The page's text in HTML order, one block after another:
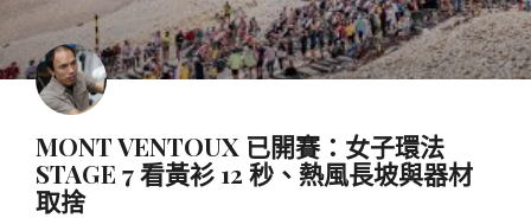
MONT VENTOUX 已開賽：女子環法
STAGE 7 看黃衫 12 秒、熱風長坡與器材
取捨